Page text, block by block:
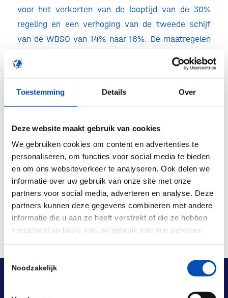
Toestemming Details Over
Deze website maakt gebruik van cookies
We gebruiken cookies om content en advertenties te
personaliseren, om functies voor social media te bieden
en om ons websiteverkeer te analyseren. Ook delen we
informatie over uw gebruik van onze site met onze
partners voor social media, adverteren en analyse. Deze
partners kunnen deze gegevens combineren met andere
informatie die u aan ze heeft verstrekt of die ze hebben
verzameld op basis van uw gebruik van hun services.
Toestemmingsselectie
Noodzakelijk
voor het verkorten van de looptijd van de 30%
regeling en een verhoging van de tweede schijf
van de WBSO van 14% naar 16%. De maatregelen
verstevigen de positie van Nederland als
kamerbrief met de aangekondigde maatregelen.
/
Deel dit stuk